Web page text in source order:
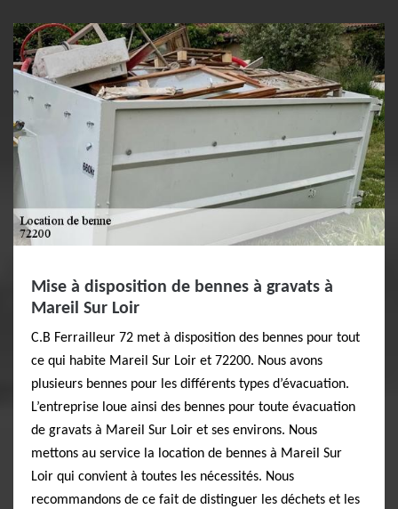
Mise à disposition de bennes à gravats à
Mareil Sur Loir
C.B Ferrailleur 72 met à disposition des bennes pour tout
ce qui habite Mareil Sur Loir et 72200. Nous avons
plusieurs bennes pour les différents types d’évacuation.
L’entreprise loue ainsi des bennes pour toute évacuation
de gravats à Mareil Sur Loir et ses environs. Nous
mettons au service la location de bennes à Mareil Sur
Loir qui convient à toutes les nécessités. Nous
recommandons de ce fait de distinguer les déchets et les